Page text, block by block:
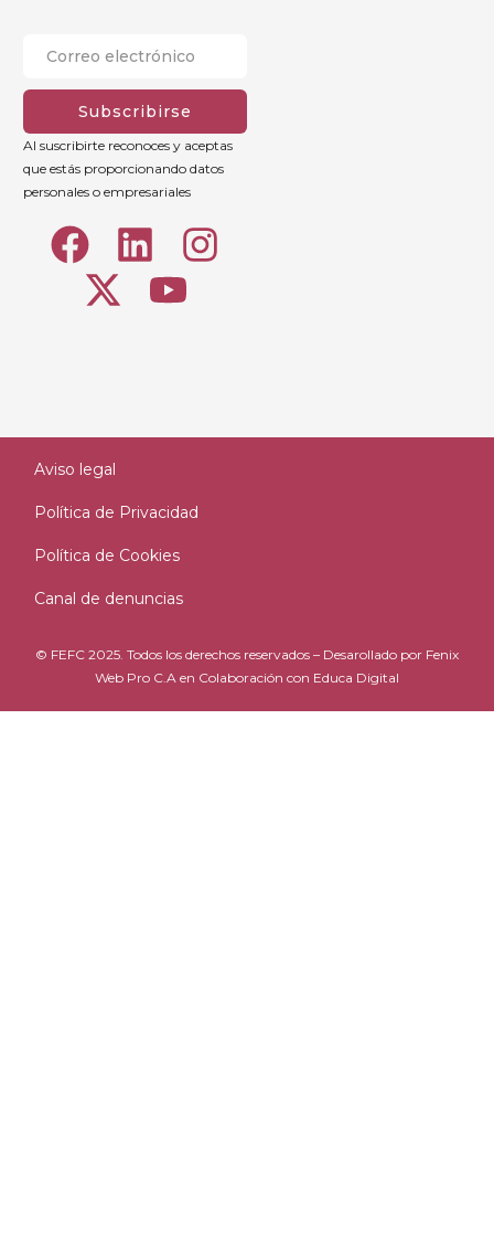
Subscribirse
Al suscribirte reconoces y aceptas
que estás proporcionando datos
personales o empresariales
© FEFC 2025. Todos los derechos reservados – Desarollado por Fenix
Web Pro C.A en Colaboración con Educa Digital
Aviso legal
Política de Privacidad
Política de Cookies
Canal de denuncias